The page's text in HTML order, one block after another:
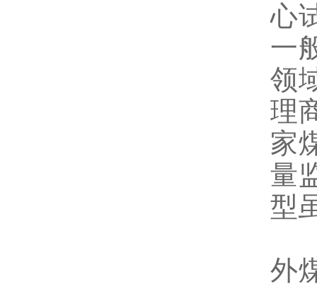
心
一
领
理
家
量
型
外